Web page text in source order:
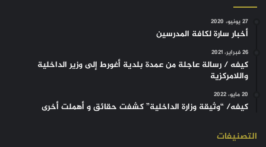
27 يونيو، 2020
أخبار سارة لكافة المدرسين
26 فبراير، 2021
كيفه / رسالة عاجلة من عمدة بلدية أغورط إلى وزير الداخلية
واللامركزية
20 مايو، 2022
كيفه/ “وثيقة وزارة الداخلية” كشفت حقائق و أهملت أخرى
التصنيفات